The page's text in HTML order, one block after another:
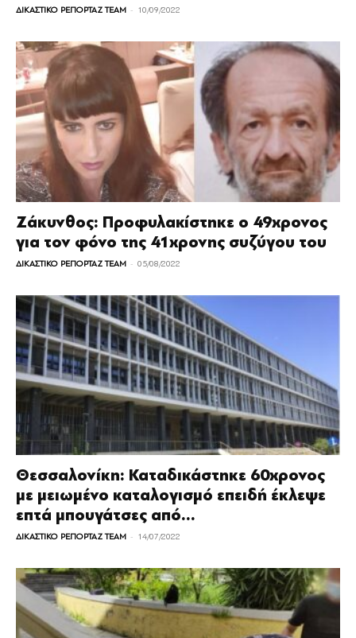
ΔΙΚΑΣΤΙΚΟ ΡΕΠΟΡΤΑΖ TEAM - 10/09/2022
Ζάκυνθος: Προφυλακίστηκε ο 49χρονος
για τον φόνο της 41χρονης συζύγου του
ΔΙΚΑΣΤΙΚΟ ΡΕΠΟΡΤΑΖ TEAM - 05/08/2022
Θεσσαλονίκη: Καταδικάστηκε 60χρονος
με μειωμένο καταλογισμό επειδή έκλεψε
επτά μπουγάτσες από...
ΔΙΚΑΣΤΙΚΟ ΡΕΠΟΡΤΑΖ TEAM - 14/07/2022